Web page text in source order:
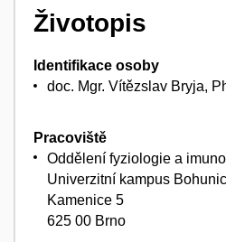
Životopis
Identifikace osoby
doc. Mgr. Vítězslav Bryja,
Pracoviště
Oddělení fyziologie a
Univerzitní kampus
Kamenice 5
625 00 Brno